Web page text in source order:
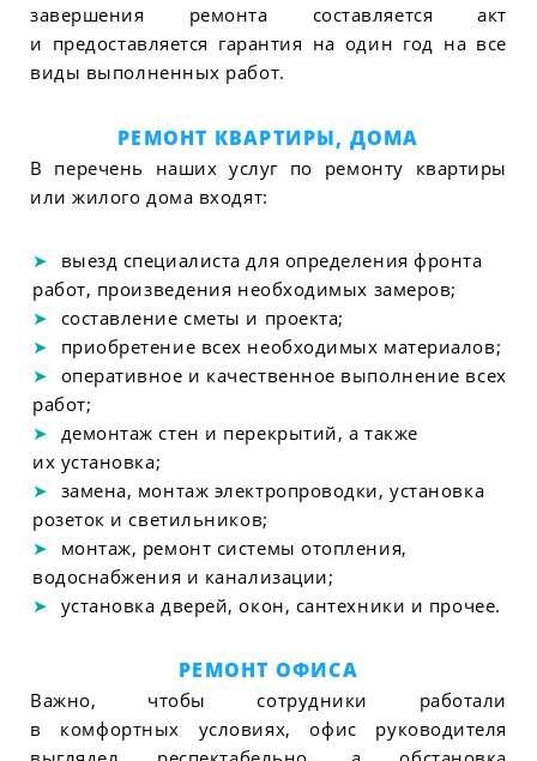
завершения ремонта составляется акт
и предоставляется гарантия на один год на все
виды выполненных работ.
РЕМОНТ КВАРТИРЫ, ДОМА
В перечень наших услуг по ремонту квартиры
или жилого дома входят:
выезд специалиста для определения фронта
работ, произведения необходимых замеров;
составление сметы и проекта;
приобретение всех необходимых материалов;
оперативное и качественное выполнение всех
работ;
демонтаж стен и перекрытий, а также
их установка;
замена, монтаж электропроводки, установка
розеток и светильников;
монтаж, ремонт системы отопления,
водоснабжения и канализации;
установка дверей, окон, сантехники и прочее.
РЕМОНТ ОФИСА
Важно, чтобы сотрудники работали
в комфортных условиях, офис руководителя